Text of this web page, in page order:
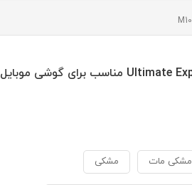
کاور مدل Ultimate Experience مناسب برای گوشی موبایل
مشکی مات مشکی